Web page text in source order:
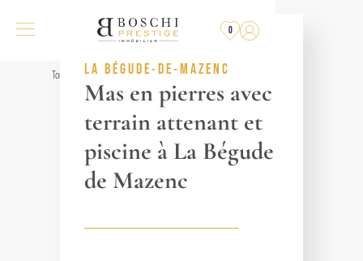
0
Tous les biensLA BÉGUDE-DE-MAZENC
Mas en pierres avec
terrain attenant et
piscine à La Bégude
de Mazenc